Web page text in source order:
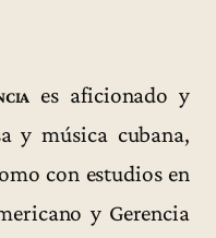
es aficionado y
y música cubana,
con estudios en
y Gerencia